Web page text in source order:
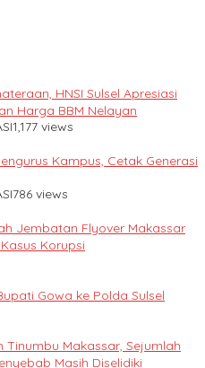
HNSI Sulsel Apresiasi
Harga BBM Nelayan
1,177 views
Kampus, Cetak Generasi
786 views
Jembatan Flyover Makassar
Korupsi
Gowa ke Polda Sulsel
Makassar, Sejumlah
Masih Diselidiki